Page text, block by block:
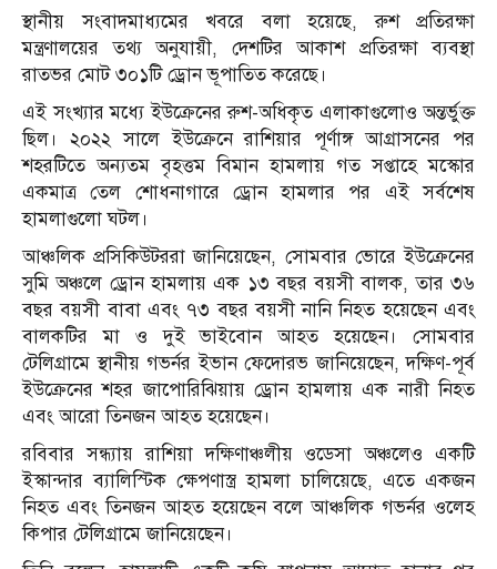
স্থানীয় সংবাদমাধ্যমের খবরে বলা হয়েছে, রুশ প্রতিরক্ষা
মন্ত্রণালয়ের তথ্য অনুযায়ী, দেশটির আকাশ প্রতিরক্ষা ব্যবস্থা
রাতভর মোট ৩০১টি ড্রোন ভূপাতিত করেছে।
এই সংখ্যার মধ্যে ইউক্রেনের রুশ-অধিকৃত এলাকাগুলোও অন্তর্ভুক্ত
ছিল। ২০২২ সালে ইউক্রেনে রাশিয়ার পূর্ণাঙ্গ আগ্রাসনের পর
শহরটিতে অন্যতম বৃহত্তম বিমান হামলায় গত সপ্তাহে মস্কোর
একমাত্র তেল শোধনাগারে ড্রোন হামলার পর এই সর্বশেষ
হামলাগুলো ঘটল।
আঞ্চলিক প্রসিকিউটররা জানিয়েছেন, সোমবার ভোরে ইউক্রেনের
সুমি অঞ্চলে ড্রোন হামলায় এক ১৩ বছর বয়সী বালক, তার ৩৬
বছর বয়সী বাবা এবং ৭৩ বছর বয়সী নানি নিহত হয়েছেন এবং
বালকটির মা ও দুই ভাইবোন আহত হয়েছেন। সোমবার
টেলিগ্রামে স্থানীয় গভর্নর ইভান ফেদোরভ জানিয়েছেন, দক্ষিণ-পূর্ব
ইউক্রেনের শহর জাপোরিঝিয়ায় ড্রোন হামলায় এক নারী নিহত
এবং আরো তিনজন আহত হয়েছেন।
রবিবার সন্ধ্যায় রাশিয়া দক্ষিণাঞ্চলীয় ওডেসা অঞ্চলেও একটি
ইস্কান্দার ব্যালিস্টিক ক্ষেপণাস্ত্র হামলা চালিয়েছে, এতে একজন
নিহত এবং তিনজন আহত হয়েছেন বলে আঞ্চলিক গভর্নর ওলেহ
কিপার টেলিগ্রামে জানিয়েছেন।